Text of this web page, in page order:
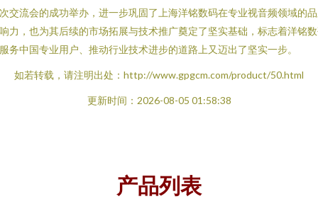
交流会的成功举办，进一步巩固了上海洋铭数码在专业视音频领域的
力，也为其后续的市场拓展与技术推广奠定了坚实基础，标志着洋铭
务中国专业用户、推动行业技术进步的道路上又迈出了坚实一步。
如若转载，请注明出处：http://www.gpgcm.com/product/50.html
更新时间：2026-08-05 01:58:38
产品列表